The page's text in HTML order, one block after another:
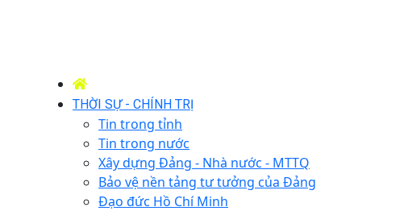
THỜI SỰ - CHÍNH TRỊ
Tin trong tỉnh
Tin trong nước
Xây dựng Đảng - Nhà nước - MTTQ
Bảo vệ nền tảng tư tưởng của Đảng
Đạo đức Hồ Chí Minh